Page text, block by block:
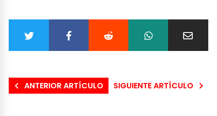
ANTERIOR ARTÍCULO SIGUIENTE ARTÍCULO